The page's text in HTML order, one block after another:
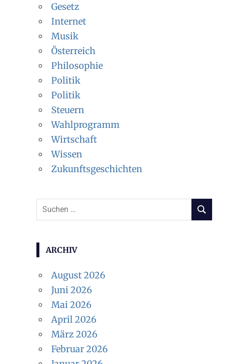
Gesetz
Internet
Musik
Österreich
Philosophie
Politik
Politik
Steuern
Wahlprogramm
Wirtschaft
Wissen
Zukunftsgeschichten
Suchen
nach:
SUCHEN
ARCHIV
August 2026
Juni 2026
Mai 2026
April 2026
März 2026
Februar 2026